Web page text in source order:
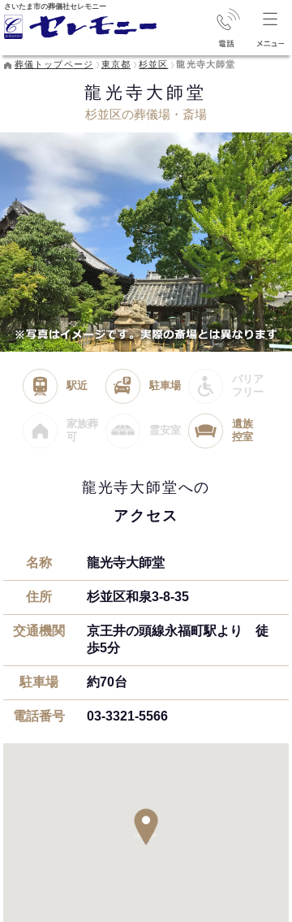
さいたま市の葬儀社セレモニー
葬儀トップページ 東京都 杉並区 龍光寺大師堂
龍光寺大師堂
杉並区の葬儀場・斎場
駅近 駐車場
バリア
フリー
家族葬
可
霊安室
遺族
控室
龍光寺大師堂への
アクセス
名称 龍光寺大師堂
住所 杉並区和泉3-8-35
交通機関
京王井の頭線永福町駅より 徒
歩5分
駐車場 約70台
電話番号 03-3321-5566